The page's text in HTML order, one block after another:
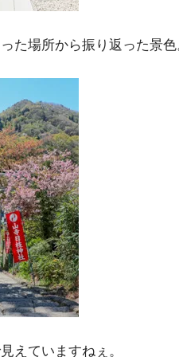
た場所から振り返った景
えていますねぇ。